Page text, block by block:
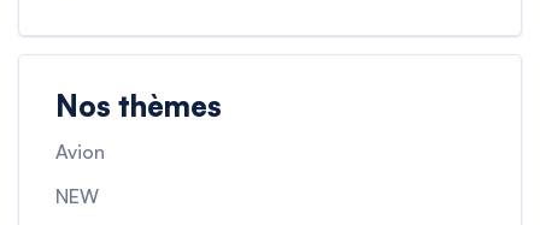
Nos thèmes
Avion
NEW